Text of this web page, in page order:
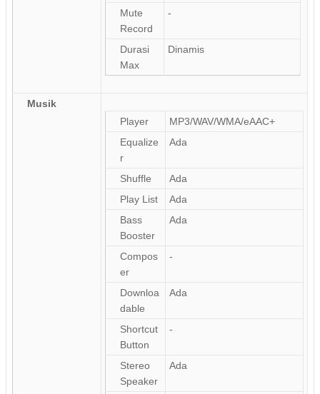
Mute
Record
-
Durasi
Max
Dinamis
Musik
Player
MP3/WAV/WMA/eAAC+
Equalize
r
Ada
Shuffle
Ada
Play List
Ada
Bass
Booster
Ada
Compos
er
-
Downloa
dable
Ada
Shortcut
Button
-
Stereo
Speaker
Ada